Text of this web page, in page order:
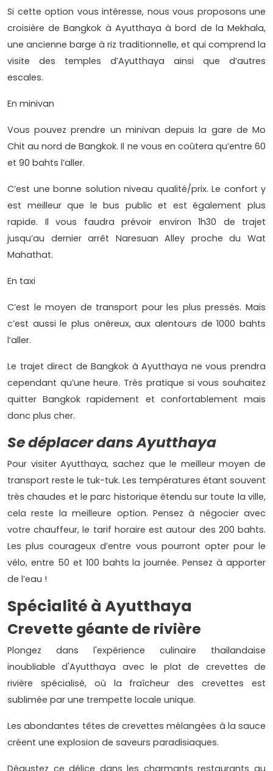
Si cette option vous intéresse, nous vous proposons une
croisière de Bangkok à Ayutthaya à bord de la Mekhala,
une ancienne barge à riz traditionnelle, et qui comprend la
visite des temples d’Ayutthaya ainsi que d’autres
escales.
En minivan
Vous pouvez prendre un minivan depuis la gare de Mo
Chit au nord de Bangkok. Il ne vous en coûtera qu’entre 60
et 90 bahts l’aller.
C’est une bonne solution niveau qualité/prix. Le confort y
est meilleur que le bus public et est également plus
rapide. Il vous faudra prévoir environ 1h30 de trajet
jusqu’au dernier arrêt Naresuan Alley proche du Wat
Mahathat.
En taxi
C’est le moyen de transport pour les plus pressés. Mais
c’est aussi le plus onéreux, aux alentours de 1000 bahts
l’aller.
Le trajet direct de Bangkok à Ayutthaya ne vous prendra
cependant qu’une heure. Très pratique si vous souhaitez
quitter Bangkok rapidement et confortablement mais
donc plus cher.
Se déplacer dans Ayutthaya
Pour visiter Ayutthaya, sachez que le meilleur moyen de
transport reste le tuk-tuk. Les températures étant souvent
très chaudes et le parc historique étendu sur toute la ville,
cela reste la meilleure option. Pensez à négocier avec
votre chauffeur, le tarif horaire est autour des 200 bahts.
Les plus courageux d’entre vous pourront opter pour le
vélo, entre 50 et 100 bahts la journée. Pensez à apporter
de l’eau !
Spécialité à Ayutthaya
Crevette géante de rivière
Plongez dans l'expérience culinaire thailandaise
inoubliable d'Ayutthaya avec le plat de crevettes de
rivière spécialisé, où la fraîcheur des crevettes est
sublimée par une trempette locale unique.
Les abondantes têtes de crevettes mélangées à la sauce
créent une explosion de saveurs paradisiaques.
Dégustez ce délice dans les charmants restaurants au